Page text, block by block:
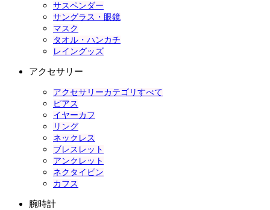
サスペンダー
サングラス・眼鏡
マスク
タオル・ハンカチ
レイングッズ
アクセサリー
アクセサリーカテゴリすべて
ピアス
イヤーカフ
リング
ネックレス
ブレスレット
アンクレット
ネクタイピン
カフス
腕時計